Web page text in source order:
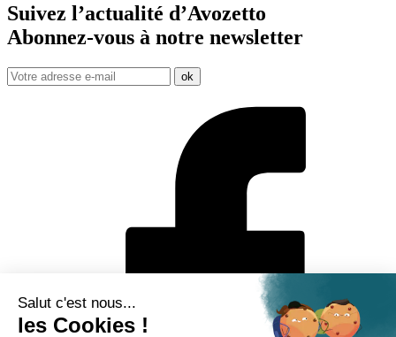
Suivez l’actualité d’Avozetto
Abonnez-vous à notre newsletter